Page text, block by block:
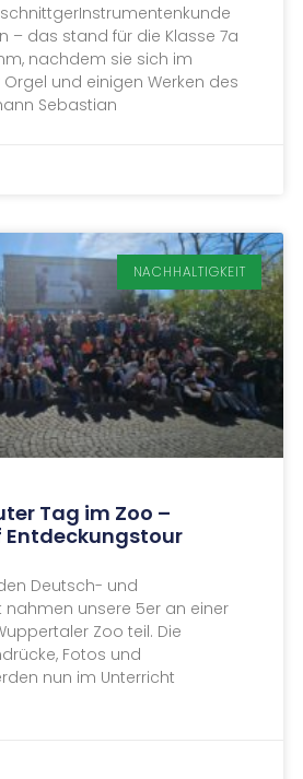
– das stand für die Klasse 7a
nachdem sie sich im
und einigen Werken des
Sebastian
NACHHALTIGKEIT
Tag im Zoo –
Entdeckungstour
Deutsch- und
nahmen unsere 5er an einer
Zoo teil. Die
Fotos und
nun im Unterricht